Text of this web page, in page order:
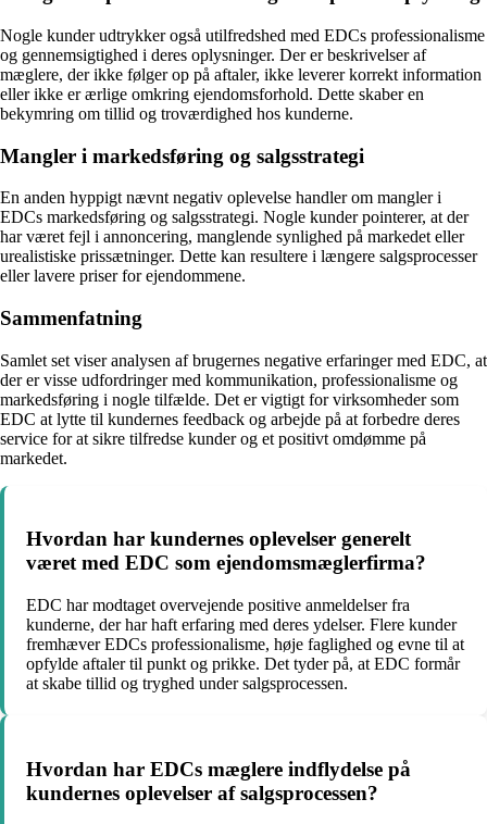
Nogle kunder udtrykker også utilfredshed med EDCs professionalisme
og gennemsigtighed i deres oplysninger. Der er beskrivelser af
mæglere, der ikke følger op på aftaler, ikke leverer korrekt information
eller ikke er ærlige omkring ejendomsforhold. Dette skaber en
bekymring om tillid og troværdighed hos kunderne.
Mangler i markedsføring og salgsstrategi
En anden hyppigt nævnt negativ oplevelse handler om mangler i
EDCs markedsføring og salgsstrategi. Nogle kunder pointerer, at der
har været fejl i annoncering, manglende synlighed på markedet eller
urealistiske prissætninger. Dette kan resultere i længere salgsprocesser
eller lavere priser for ejendommene.
Sammenfatning
Samlet set viser analysen af brugernes negative erfaringer med EDC, at
der er visse udfordringer med kommunikation, professionalisme og
markedsføring i nogle tilfælde. Det er vigtigt for virksomheder som
EDC at lytte til kundernes feedback og arbejde på at forbedre deres
service for at sikre tilfredse kunder og et positivt omdømme på
markedet.
Hvordan har kundernes oplevelser generelt
været med EDC som ejendomsmæglerfirma?
EDC har modtaget overvejende positive anmeldelser fra
kunderne, der har haft erfaring med deres ydelser. Flere kunder
fremhæver EDCs professionalisme, høje faglighed og evne til at
opfylde aftaler til punkt og prikke. Det tyder på, at EDC formår
at skabe tillid og tryghed under salgsprocessen.
Hvordan har EDCs mæglere indflydelse på
kundernes oplevelser af salgsprocessen?